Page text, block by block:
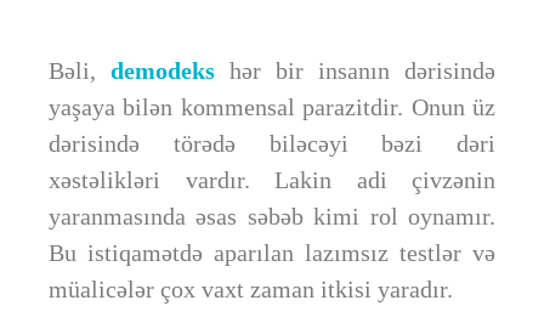
Bəli, demodeks hər bir insanın dərisində
yaşaya bilən kommensal parazitdir. Onun üz
dərisində törədə biləcəyi bəzi dəri
xəstəlikləri vardır. Lakin adi çivzənin
yaranmasında əsas səbəb kimi rol oynamır.
Bu istiqamətdə aparılan lazımsız testlər və
müalicələr çox vaxt zaman itkisi yaradır.